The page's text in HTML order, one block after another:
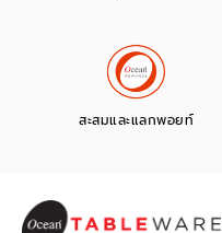
สะสมและแลกพอยท์